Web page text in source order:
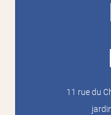
11 rue du